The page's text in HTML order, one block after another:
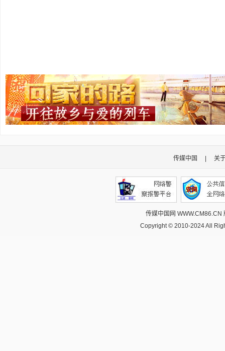
传媒中国 关
传媒中国网
Copyright © 2010-2024 All